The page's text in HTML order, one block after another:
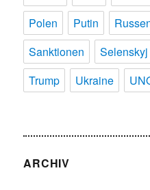
Polen
Putin
Sanktionen
Selenskyj
Trump
Ukraine
ARCHIV